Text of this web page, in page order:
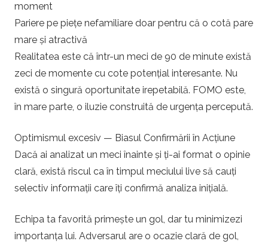
moment
Pariere pe piețe nefamiliare doar pentru că o cotă pare
mare și atractivă
Realitatea este că într-un meci de 90 de minute există
zeci de momente cu cote potențial interesante. Nu
există o singură oportunitate irepetabilă. FOMO este,
în mare parte, o iluzie construită de urgența percepută.
Optimismul excesiv — Biasul Confirmării în Acțiune
Dacă ai analizat un meci înainte și ți-ai format o opinie
clară, există riscul ca în timpul meciului live să cauți
selectiv informații care îți confirmă analiza inițială.
Echipa ta favorită primește un gol, dar tu minimizezi
importanța lui. Adversarul are o ocazie clară de gol,